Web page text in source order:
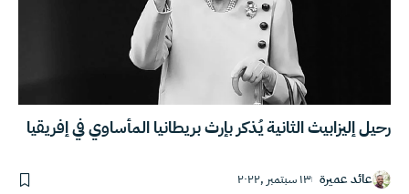
رحيل إليزابيث الثانية يُذكر بإرث بريطانيا المأساوي في إفريقيا
عائد عميرة ١٣ سبتمبر ,٢٠٢٢